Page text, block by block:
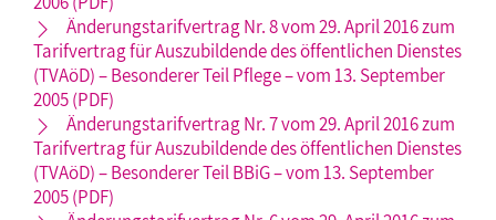
Änderungstarifvertrag Nr. 8 vom 29. April 2016 zum
Tarifvertrag für Auszubildende des öffentlichen Dienstes
(TVAöD) – Besonderer Teil Pflege – vom 13. September
2005 (PDF)
Änderungstarifvertrag Nr. 7 vom 29. April 2016 zum
Tarifvertrag für Auszubildende des öffentlichen Dienstes
(TVAöD) – Besonderer Teil BBiG – vom 13. September
2005 (PDF)